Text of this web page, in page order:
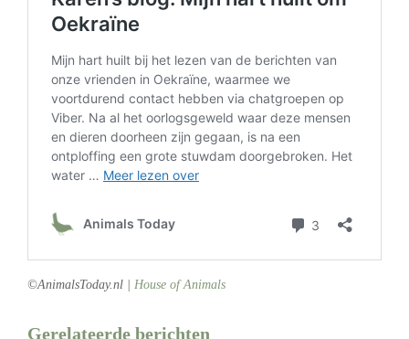
©AnimalsToday.nl | House of Animals
Gerelateerde berichten